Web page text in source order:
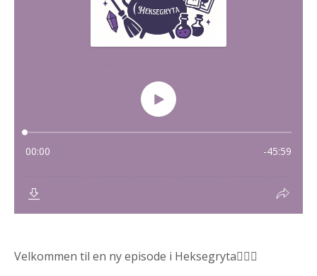
Velkommen til en ny episode i Heksegryta🧙🏻‍♀️